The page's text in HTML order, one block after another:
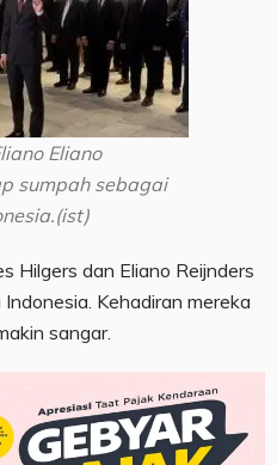
Eliano
sumpah sebagai
Hilgers dan Eliano Reijnders
Kehadiran mereka
sangar.